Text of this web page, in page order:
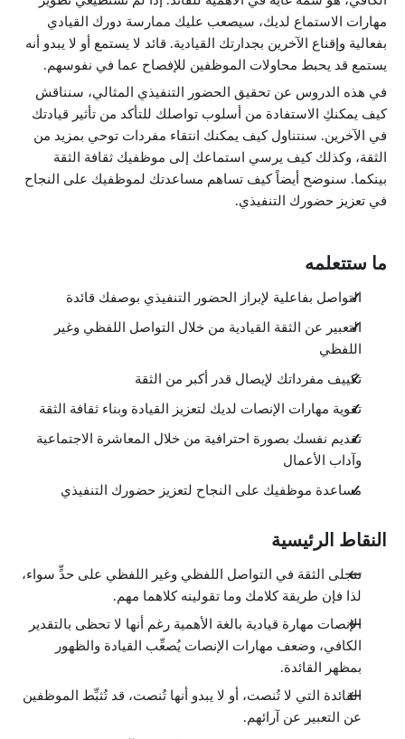
مهارات الاستماع لديك، سيصعب عليك ممارسة دورك القيادي
بفعالية وإقناع الآخرين بجدارتك القيادية. قائد لا يستمع أو لا يبدو أنه
يستمع قد يحبط محاولات الموظفين للإفصاح عما في نفوسهم.
في هذه الدروس عن تحقيق الحضور التنفيذي المثالي، سنناقش
كيف يمكنكِ الاستفادة من أسلوب تواصلك للتأكد من تأثير قيادتك
في الآخرين. سنتناول كيف يمكنك انتقاء مفردات توحي بمزيد من
الثقة، وكذلك كيف يرسي استماعك إلى موظفيك ثقافة الثقة
بينكما. سنوضح أيضاً كيف تساهم مساعدتك لموظفيك على النجاح
في تعزيز حضورك التنفيذي.
ما ستتعلمه
التواصل بفاعلية لإبراز الحضور التنفيذي بوصفك قائدة
التعبير عن الثقة القيادية من خلال التواصل اللفظي وغير
اللفظي
تكييف مفرداتك لإيصال قدر أكبر من الثقة
تقوية مهارات الإنصات لديك لتعزيز القيادة وبناء ثقافة الثقة
تقديم نفسك بصورة احترافية من خلال المعاشرة الاجتماعية
وآداب الأعمال
مساعدة موظفيك على النجاح لتعزيز حضورك التنفيذي
النقاط الرئيسية
تتجلى الثقة في التواصل اللفظي وغير اللفظي على حدٍّ سواء،
لذا فإن طريقة كلامك وما تقولينه كلاهما مهم.
الإنصات مهارة قيادية بالغة الأهمية رغم أنها لا تحظى بالتقدير
الكافي، وضعف مهارات الإنصات يُصعِّب القيادة والظهور
بمظهر القائدة.
القائدة التي لا تُنصت، أو لا يبدو أنها تُنصت، قد تُثبِّط الموظفين
عن التعبير عن آرائهم.